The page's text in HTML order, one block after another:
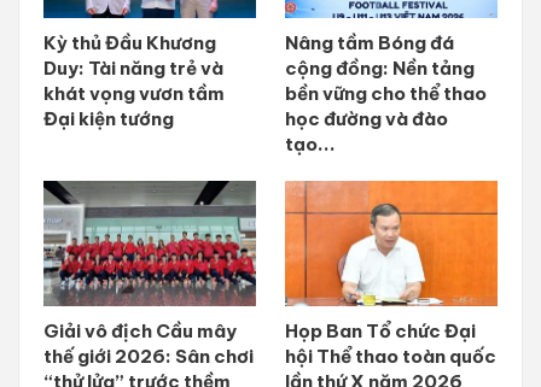
Kỳ thủ Đầu Khương
Duy: Tài năng trẻ và
khát vọng vươn tầm
Đại kiện tướng
Nâng tầm Bóng đá
cộng đồng: Nền tảng
bền vững cho thể thao
học đường và đào
tạo...
Giải vô địch Cầu mây
thế giới 2026: Sân chơi
“thử lửa” trước thềm
Họp Ban Tổ chức Đại
hội Thể thao toàn quốc
lần thứ X năm 2026